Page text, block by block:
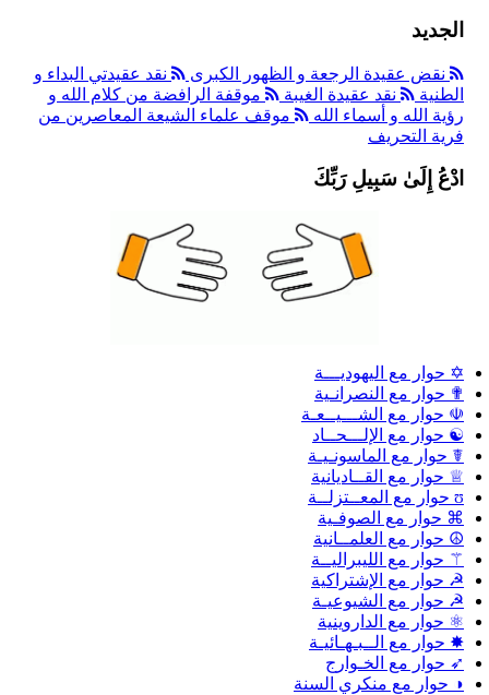
الجديد
نقض عقيدة الرجعة و الظهور الكبرى
نقد عقيدتي البداء و
الطنية
نقد عقيدة الغيبة
موقفة الرافضة من كلام الله و
رؤية الله و أسماء الله
موقف علماء الشيعة المعاصرين من
فرية التحريف
ادْعُ إِلَىٰ سَبِيلِ رَبِّكَ
✡ حوار مع اليهوديـــة
✟ حوار مع النصرانـية
☫ حوار مع الشـــيــعـة
☯ حوار مع الإلـــحــاد
☤ حوار مع الماسونـيـة
♕ حوار مع القــاديانية
ʊ حوار مع المعــتزلــة
⌘ حوار مع الصوفـية
☮ حوار مع العلمــانية
⚚ حوار مع الليبراليــة
☭ حوار مع الإشتراكية
☭ حوار مع الشيوعيـة
⚛ حوار مع الداروينية
✸ حوار مع الــبـهـائيـة
➶ حوار مع الخـوارج
◑ حوار مع منكري السنة